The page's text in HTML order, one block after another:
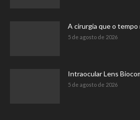
A cirurgia que o tempo
5 de agosto de 2026
Intraocular Lens
5 de agosto de 2026